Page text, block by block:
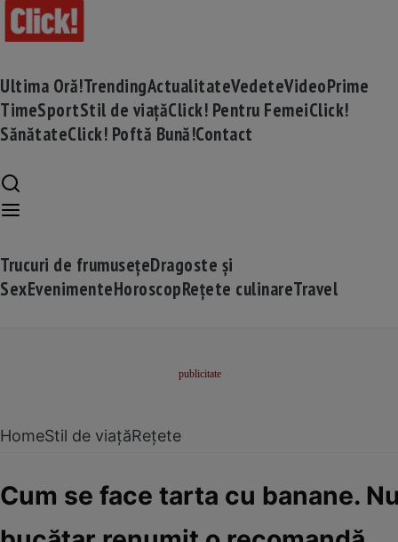
Ultima Oră!TrendingActualitateVedeteVideoPrime
TimeSportStil de viațăClick! Pentru FemeiClick!
SănătateClick! Poftă Bună!Contact
Trucuri de frumusețeDragoste și
SexEvenimenteHoroscopRețete culinareTravel
HomeStil de viațăRețete
Cum se face tarta cu banane.